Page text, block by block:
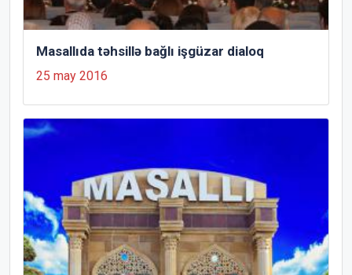
Masallıda təhsillə bağlı işgüzar dialoq
25 may 2016